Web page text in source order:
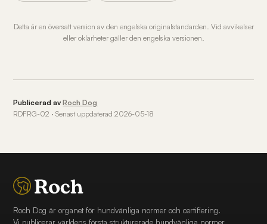
Detta är en översatt version av den engelska originalstandarden. Vid avvikelser
eller oklarheter gäller den engelska versionen.
Publicerad avRoch Dog
RDFRG-02 · Senast uppdaterad 2026-05-18
Roch Dog är organet för hundvänliga normer och certifiering.